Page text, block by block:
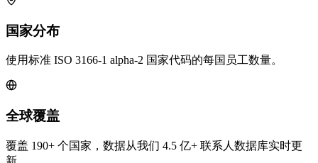
国家分布
使用标准 ISO 3166-1 alpha-2 国家代码的每国员工数量。
全球覆盖
覆盖 190+ 个国家，数据从我们 4.5 亿+ 联系人数据库实时更
新。